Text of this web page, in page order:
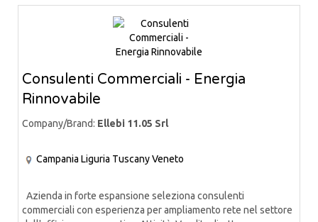
Consulenti Commerciali - Energia
Rinnovabile
Company/Brand: Ellebi 11.05 Srl
Campania Liguria TuscanyVeneto
Azienda in forte espansione seleziona consulenti
commerciali con esperienza per ampliamento rete nel settore